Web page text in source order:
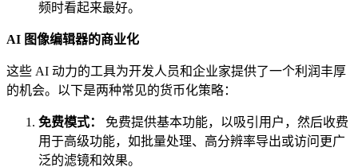
频时看起来最好。
AI 图像编辑器的商业化
这些 AI 动力的工具为开发人员和企业家提供了一个利润丰厚
的机会。以下是两种常见的货币化策略：
免费模式：
免费提供基本功能，以吸引用户，然后收费
用于高级功能，如批量处理、高分辨率导出或访问更广
泛的滤镜和效果。